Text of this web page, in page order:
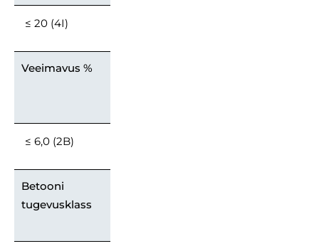
≤ 20 (4I)
Veeimavus %
≤ 6,0 (2B)
Betooni
tugevusklass